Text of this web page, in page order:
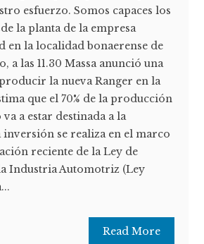
esfuerzo. Somos capaces los
la planta de la empresa
en la localidad bonaerense de
a las 11.30 Massa anunció una
la nueva Ranger en la
que el 70% de la producción
a estar destinada a la
se realiza en el marco
reciente de la Ley de
Industria Automotriz (Ley
Read More